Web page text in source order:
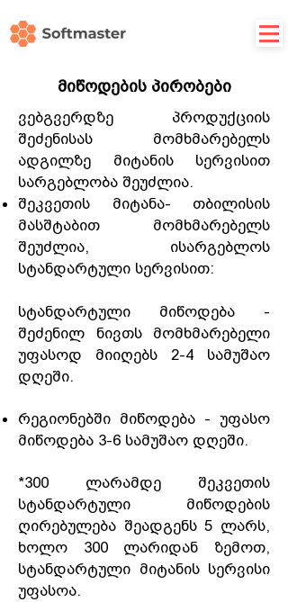
მიწოდების პირობები
ვებგვერდზე პროდუქციის
შეძენისას მომხმარებელს
ადგილზე მიტანის სერვისით
სარგებლობა შეუძლია.
შეკვეთის მიტანა- თბილისის
მასშტაბით მომხმარებელს
შეუძლია, ისარგებლოს
სტანდარტული სერვისით:
სტანდარტული მიწოდება -
შეძენილ ნივთს მომხმარებელი
უფასოდ მიიღებს 2-4 სამუშაო
დღეში.
რეგიონებში მიწოდება - უფასო
მიწოდება 3-6 სამუშაო დღეში.
*300 ლარამდე შეკვეთის
სტანდარტული მიწოდების
ღირებულება შეადგენს 5 ლარს,
ხოლო 300 ლარიდან ზემოთ,
სტანდარტული მიტანის სერვისი
უფასოა.